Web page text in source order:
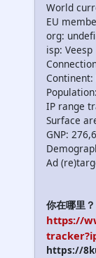
World
EU
org:
isp: Veesp
Continent:
IP range
Surface
GNP:
Ad
你在哪里？
https://
https://